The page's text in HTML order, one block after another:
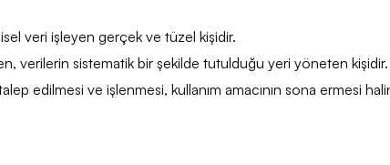
veri işleyen gerçek ve tüzel kişidir.
verilerin sistematik bir şekilde tutulduğu yeri yöneten kişidir.
edilmesi ve işlenmesi, kullanım amacının sona ermesi